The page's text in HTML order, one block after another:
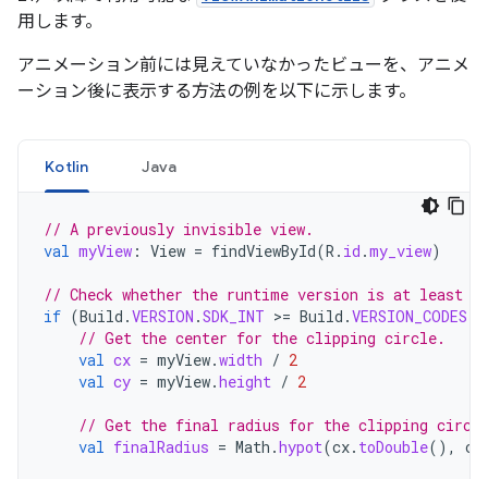
用します。
アニメーション前には見えていなかったビューを、アニメ
ーション後に表示する方法の例を以下に示します。
Kotlin Java
// A previously invisible view.
val myView : View = findViewById(R . id .my_view)
// Check whether the runtime version is at least
if (Build .VERSION .SDK_INT >= Build .VERSION_CODES
// Get the center for the clipping circle.
val cx = myView.width / 2
val cy = myView.height / 2
// Get the final radius for the clipping
val finalRadius = Math .hypot(cx. toDouble(), cy